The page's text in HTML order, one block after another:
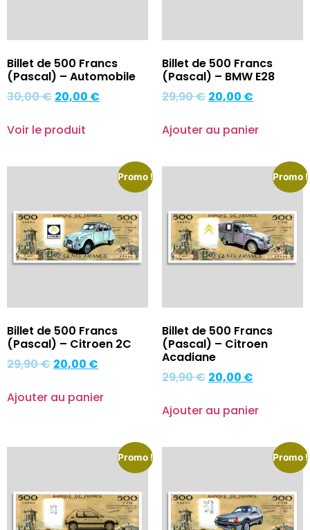
Billet de 500 Francs
(Pascal) – Automobile
30,00€ 20,00 €
Voir le produit
Billet de 500 Francs
(Pascal) – BMW E28
29,90€ 20,00 €
Ajouter au panier
Promo !
Billet de 500 Francs
(Pascal) – Citroen 2C
29,90€ 20,00 €
Ajouter au panier
Promo !
Billet de 500 Francs
(Pascal) – Citroen
Acadiane
29,90€ 20,00 €
Ajouter au panier
Promo ! Promo !